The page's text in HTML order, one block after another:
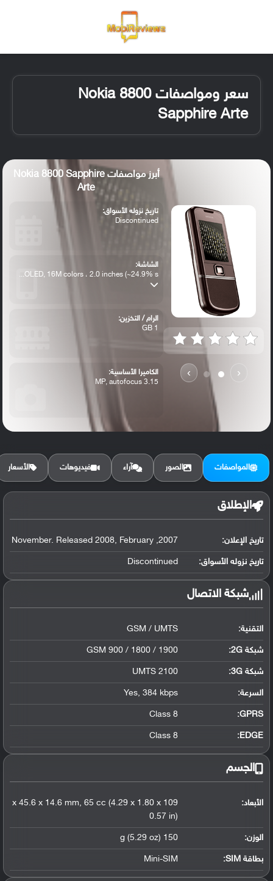
سعر ومواصفات Nokia 8800
Sapphire Arte
‹
›
أبرز مواصفات Nokia 8800 Sapphire
Arte
تاريخ نزوله الأسواق:
Discontinued
الشاشة:
OLED, 16M colors ، 2.0 inches (~24.9% s...
الرام / التخزين:
1 GB
الكاميرا الأساسية:
3.15 MP, autofocus
المواصفات الصور آراء فيديوهات الأسعار
الإطلاق
تاريخ الإعلان: 2007, November. Released 2008, February
تاريخ نزوله الأسواق: Discontinued
شبكة الاتصال
التقنية: GSM / UMTS
شبكة 2G: GSM 900 / 1800 / 1900
شبكة 3G :
UMTS 2100
السرعة: Yes, 384 kbps
GPRS:
Class 8
EDGE:
Class 8
الجسم
الأبعاد:
109 x 45.6 x 14.6 mm, 65 cc (4.29 x 1.80 x
0.57 in)
الوزن: 150 g (5.29 oz)
بطاقة SIM: Mini-SIM